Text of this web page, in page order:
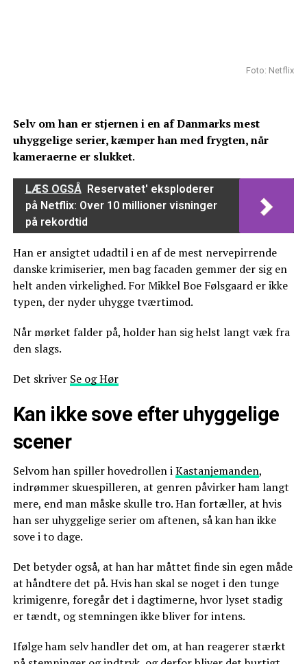
Foto: Netflix
Selv om han er stjernen i en af Danmarks mest
uhyggelige serier, kæmper han med frygten, når
kameraerne er slukket.
LÆS OGSÅ Reservatet' eksploderer
på Netflix: Over 10 millioner visninger
på rekordtid
Han er ansigtet udadtil i en af de mest nervepirrende
danske krimiserier, men bag facaden gemmer der sig en
helt anden virkelighed. For Mikkel Boe Følsgaard er ikke
typen, der nyder uhygge tværtimod.
Når mørket falder på, holder han sig helst langt væk fra
den slags.
Det skriver Se og Hør
Kan ikke sove efter uhyggelige
scener
Selvom han spiller hovedrollen iKastanjemanden,
indrømmer skuespilleren, at genren påvirker ham langt
mere, end man måske skulle tro. Han fortæller, at hvis
han ser uhyggelige serier om aftenen, så kan han ikke
sove i to dage.
Det betyder også, at han har måttet finde sin egen måde
at håndtere det på. Hvis han skal se noget i den tunge
krimigenre, foregår det i dagtimerne, hvor lyset stadig
er tændt, og stemningen ikke bliver for intens.
Ifølge ham selv handler det om, at han reagerer stærkt